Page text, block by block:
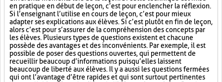
en pratique en début de leçon, c’est pour enclencher la réflexion.
Si l’enseignant l’utilise en cours de leçon, c’est pour mieux
adapter ses explications aux élèves. Si c’est plutôt en fin de leçon,
alors c’est pour s’assurer de la compréhension des concepts par
les élèves. Plusieurs types de questions existent et chacune
possède des avantages et des inconvénients. Par exemple, il est
possible de poser des questions ouvertes, qui permettent de
recueillir beaucoup d’informations puisqu’elles laissent
beaucoup de liberté aux élèves. Il y a aussi les questions fermées
qui ont l’avantage d’être rapides et qui sont surtout pertinentes